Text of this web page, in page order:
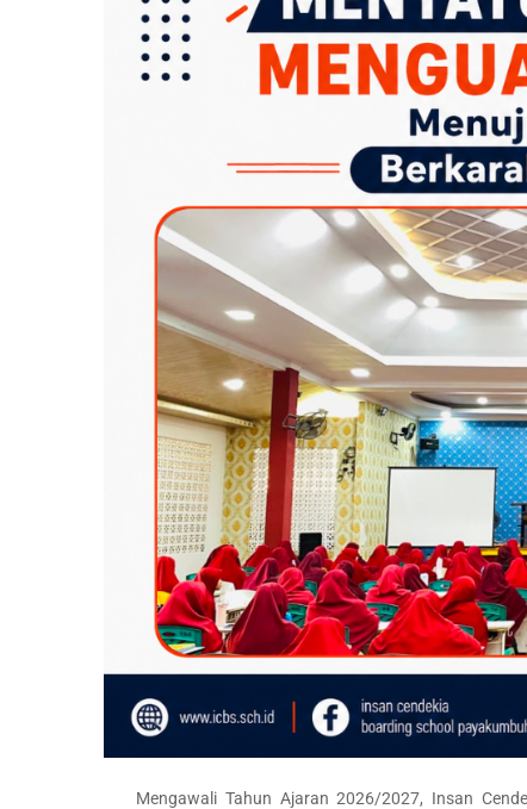
Mengawali Tahun Ajaran 2026/2027, Insan